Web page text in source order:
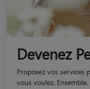
Devenez
Proposez vos services
vous voulez.